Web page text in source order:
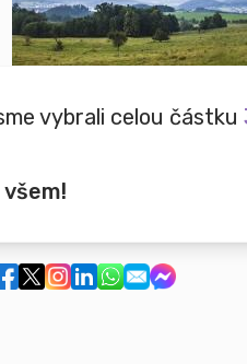
vybrali celou částku